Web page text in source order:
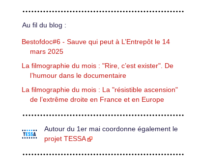
Au fil du blog :
Bestofdoc#6 - Sauve qui peut à L’Entrepôt le 14
mars 2025
La filmographie du mois : "Rire, c’est exister". De
l’humour dans le documentaire
La filmographie du mois : La "résistible ascension"
de l’extrême droite en France et en Europe
Autour du 1er mai coordonne également le
projet TESSA